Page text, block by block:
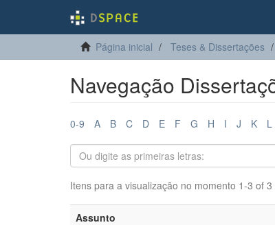
Página inicial Teses & Dissertações
Navegação
0-9 A B C D E F G H I J K L
Itens para a visualização no momento 1-3 of 3
Assunto